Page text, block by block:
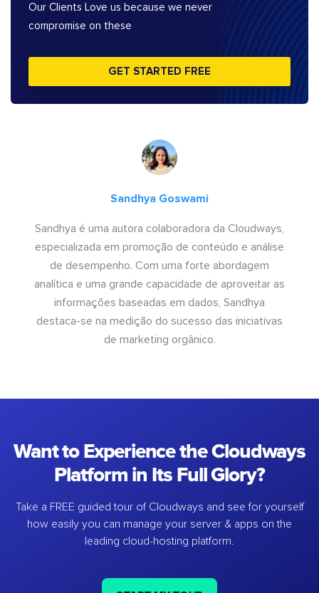
Our Clients Love us because we never
compromise on these
GET STARTED FREE
Sandhya Goswami
Sandhya é uma autora colaboradora da Cloudways,
especializada em promoção de conteúdo e análise
de desempenho. Com uma forte abordagem
analítica e uma grande capacidade de aproveitar as
informações baseadas em dados, Sandhya
destaca-se na medição do sucesso das iniciativas
de marketing orgânico.
Want to Experience the Cloudways
Platform in Its Full Glory?
Take a FREE guided tour of Cloudways and see for yourself
how easily you can manage your server & apps on the
leading cloud-hosting platform.